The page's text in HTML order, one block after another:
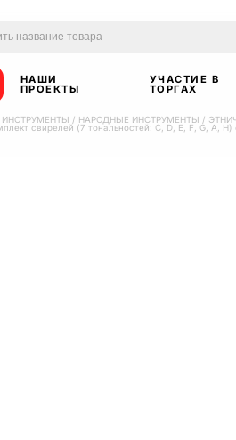
НАШИ
ПРОЕКТЫ
УЧАСТИЕ В
ТОРГАХ
/ НАРОДНЫЕ ИНСТРУМЕНТЫ /
свирелей (7 тональностей: C, D, E, F, G, A, H)